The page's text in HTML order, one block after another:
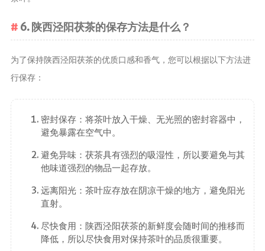
6. 陕西泾阳茯茶的保存方法是什么？
为了保持陕西泾阳茯茶的优质口感和香气，您可以根据以下方法进
行保存：
密封保存：将茶叶放入干燥、无光照的密封容器中，
避免暴露在空气中。
避免异味：茯茶具有强烈的吸湿性，所以要避免与其
他味道强烈的物品一起存放。
远离阳光：茶叶应存放在阴凉干燥的地方，避免阳光
直射。
尽快食用：陕西泾阳茯茶的新鲜度会随时间的推移而
降低，所以尽快食用对保持茶叶的品质很重要。